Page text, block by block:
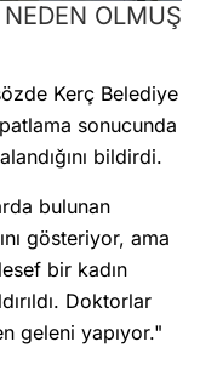
OLMUŞ
Kerç Belediye
sonucunda
bildirdi.
bulunan
gösteriyor, ama
bir kadın
Doktorlar
geleni yapıyor."